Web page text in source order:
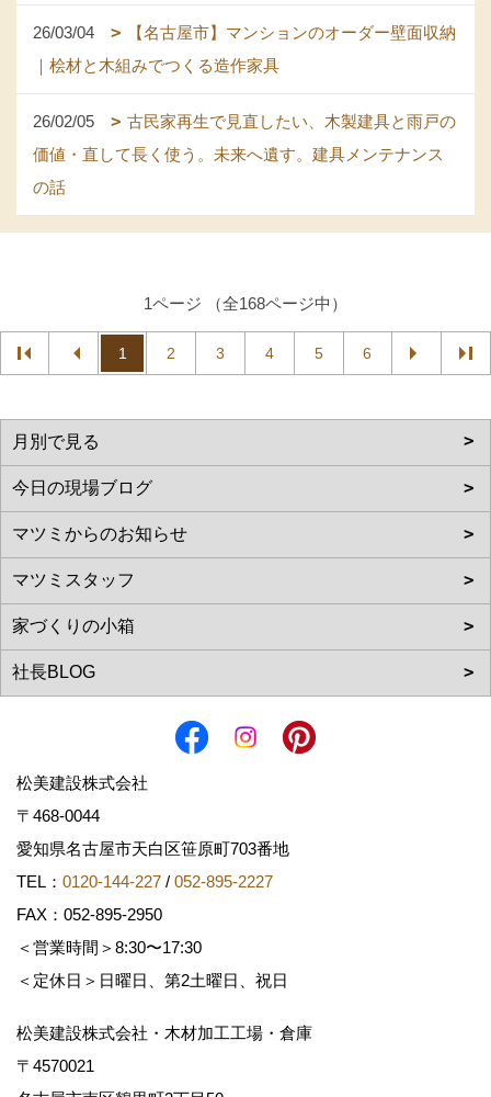
26/03/04
【名古屋市】マンションのオーダー壁面収納
｜桧材と木組みでつくる造作家具
26/02/05
古民家再生で見直したい、木製建具と雨戸の
価値・直して長く使う。未来へ遺す。建具メンテナンス
の話
1ページ （全168ページ中）
1 2 3 4 5 6
松美建設株式会社
〒468-0044
愛知県名古屋市天白区笹原町703番地
TEL： 0120-144-227 / 052-895-2227
FAX：052-895-2950
＜営業時間＞8:30〜17:30
＜定休日＞日曜日、第2土曜日、祝日
松美建設株式会社・木材加工工場・倉庫
〒4570021